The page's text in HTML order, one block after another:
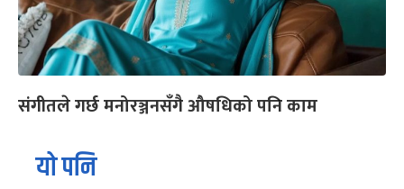
संगीतले गर्छ मनोरञ्जनसँगै औषधिको पनि काम
यो पनि